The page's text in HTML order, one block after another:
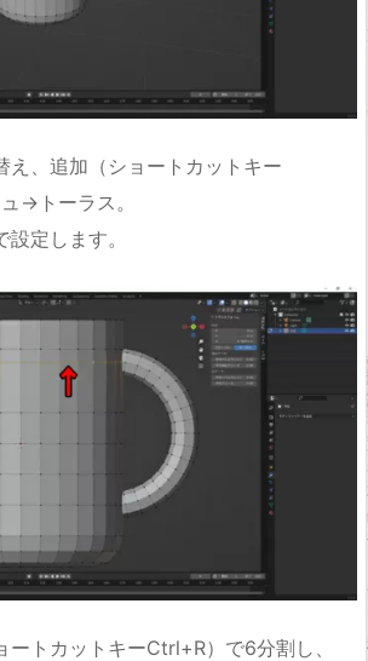
え、追加（ショートカットキー
→トーラス。
定します。
ートカットキーCtrl+R）で6分割し、